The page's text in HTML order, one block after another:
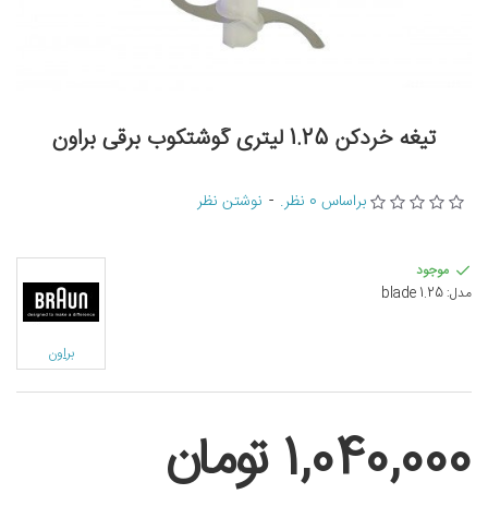
تیغه خردکن 1.25 لیتری گوشتکوب برقی براون
موجود
مدل:blade 1.25
براون
براساس 0 نظر. - نوشتن نظر
1,040,000 تومان